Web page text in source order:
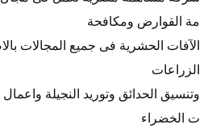
مة القوارض ومكافحة
الآفات الحشرية فى جميع المجالات
الزراعات
وتنسيق الحدائق وتوريد النجيلة
ت الخضراء